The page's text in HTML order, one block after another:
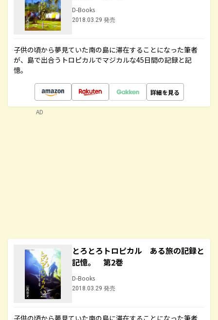
D-Books
2018.03.29 発売
子供の頃から夢見ていた南の島に滞在することになった筆者
が、島で出合うトロピカルでマジカルな45日間の記録と記
憶。
詳細を見る
とろとろトロピカル ある旅の記録と
記憶。 第2巻
D-Books
2018.03.29 発売
子供の頃から夢見ていた南の島に滞在することになった筆者
AD